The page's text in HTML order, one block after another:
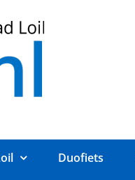
Duofiets